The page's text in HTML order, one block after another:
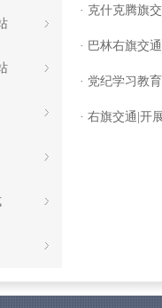
· 克什克腾旗
· 巴林右旗交
· 党纪学习教
· 右旗交通|开